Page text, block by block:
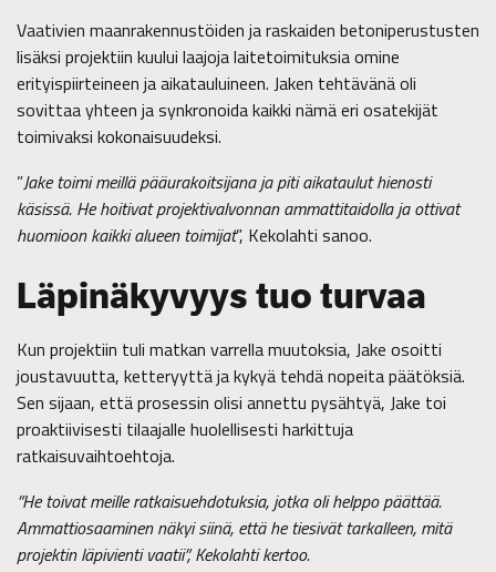
Vaativien maanrakennustöiden ja raskaiden betoniperustusten
lisäksi projektiin kuului laajoja laitetoimituksia omine
erityispiirteineen ja aikatauluineen. Jaken tehtävänä oli
sovittaa yhteen ja synkronoida kaikki nämä eri osatekijät
toimivaksi kokonaisuudeksi.
”Jake toimi meillä pääurakoitsijana ja piti aikataulut hienosti
käsissä. He hoitivat projektivalvonnan ammattitaidolla ja ottivat
huomioon kaikki alueen toimijat”, Kekolahti sanoo.
Läpinäkyvyys tuo turvaa
Kun projektiin tuli matkan varrella muutoksia, Jake osoitti
joustavuutta, ketteryyttä ja kykyä tehdä nopeita päätöksiä.
Sen sijaan, että prosessin olisi annettu pysähtyä, Jake toi
proaktiivisesti tilaajalle huolellisesti harkittuja
ratkaisuvaihtoehtoja.
”He toivat meille ratkaisuehdotuksia, jotka oli helppo päättää.
Ammattiosaaminen näkyi siinä, että he tiesivät tarkalleen, mitä
projektin läpivienti vaatii”, Kekolahti kertoo.